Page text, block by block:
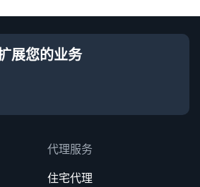
展您的业务
代理服务
住宅代理